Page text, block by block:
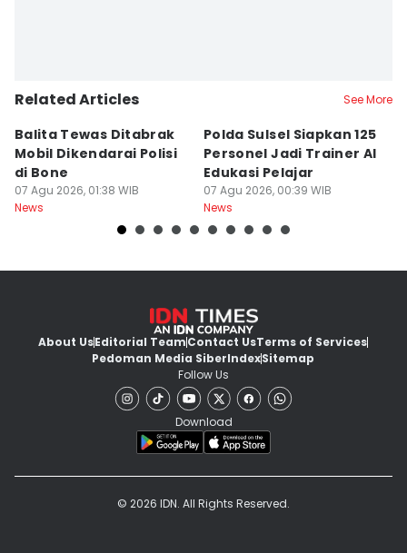
Related Articles See More
Balita Tewas Ditabrak
Mobil Dikendarai Polisi
di Bone
07 Agu 2026, 01:38 WIB
News
Polda Sulsel Siapkan 125
Personel Jadi Trainer AI
Edukasi Pelajar
07 Agu 2026, 00:39 WIB
News
About UsEditorial TeamContact UsTerms of Services
Pedoman Media SiberIndexSitemap
Follow Us
Download
© 2026 IDN. All Rights Reserved.